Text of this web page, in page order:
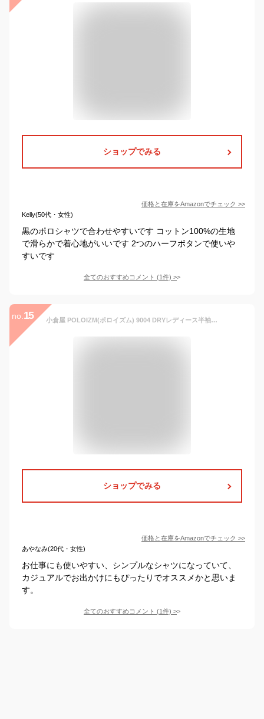
ショップでみる
価格と在庫をAmazonでチェック >>
Kelly(50代・女性)
黒のポロシャツで合わせやすいです コットン100%の生地
で滑らかで着心地がいいです 2つのハーフボタンで使いや
すいです
全てのおすすめコメント (1件) >
no. 15 小倉屋 POLOIZM(ポロイズム) 9004 DRYレディース半袖ポロ ブラック M 9004-80-M
ショップでみる
価格と在庫をAmazonでチェック >>
あやなみ(20代・女性)
お仕事にも使いやすい、シンプルなシャツになっていて、
カジュアルでお出かけにもぴったりでオススメかと思いま
す。
全てのおすすめコメント (1件) >